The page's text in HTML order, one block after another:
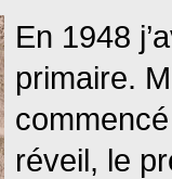
En 1948
primaire.
réveil, le